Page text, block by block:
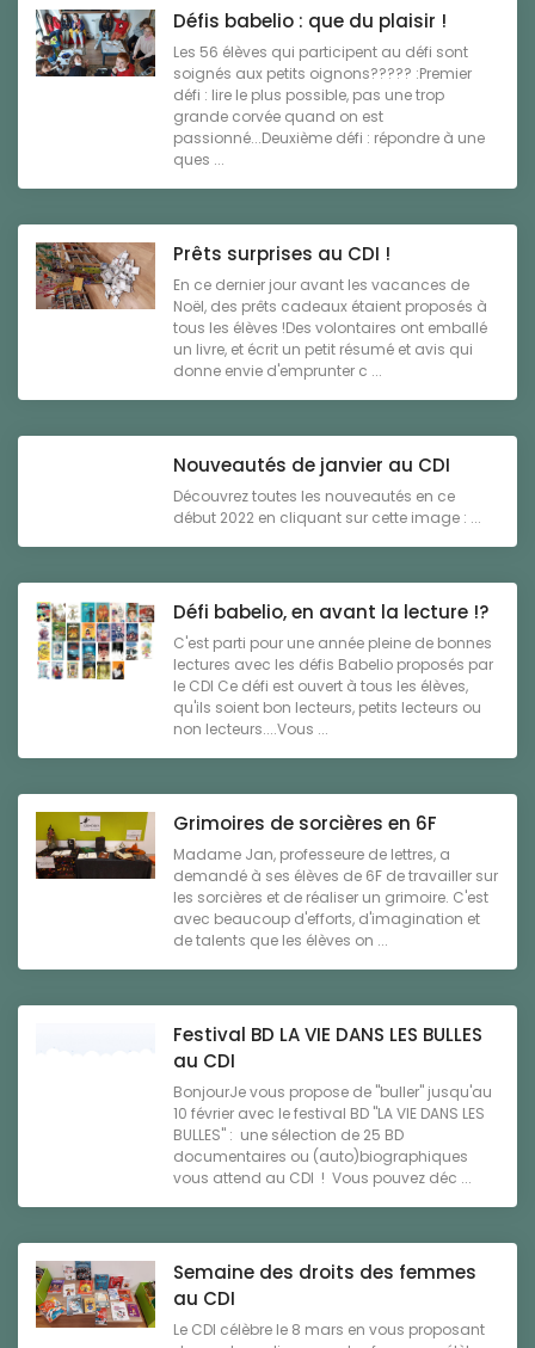
Défis babelio : que du plaisir !
Les 56 élèves qui participent au défi sont
soignés aux petits oignons????? :Premier
défi : lire le plus possible, pas une trop
grande corvée quand on est
passionné...Deuxième défi : répondre à une
ques ...
Prêts surprises au CDI !
En ce dernier jour avant les vacances de
Noël, des prêts cadeaux étaient proposés à
tous les élèves !Des volontaires ont emballé
un livre, et écrit un petit résumé et avis qui
donne envie d'emprunter c ...
Nouveautés de janvier au CDI
Découvrez toutes les nouveautés en ce
début 2022 en cliquant sur cette image : ...
Défi babelio, en avant la lecture !?
C'est parti pour une année pleine de bonnes
lectures avec les défis Babelio proposés par
le CDI Ce défi est ouvert à tous les élèves,
qu'ils soient bon lecteurs, petits lecteurs ou
non lecteurs....Vous ...
Grimoires de sorcières en 6F
Madame Jan, professeure de lettres, a
demandé à ses élèves de 6F de travailler sur
les sorcières et de réaliser un grimoire. C'est
avec beaucoup d'efforts, d'imagination et
de talents que les élèves on ...
Festival BD LA VIE DANS LES BULLES
au CDI
BonjourJe vous propose de "buller" jusqu'au
10 février avec le festival BD "LA VIE DANS LES
BULLES" : une sélection de 25 BD
documentaires ou (auto)biographiques
vous attend au CDI ! Vous pouvez déc ...
Semaine des droits des femmes
au CDI
Le CDI célèbre le 8 mars en vous proposant